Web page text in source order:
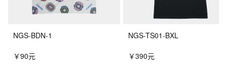
NGS-BDN-1
￥90元
NGS-TS01-BXL
￥390元